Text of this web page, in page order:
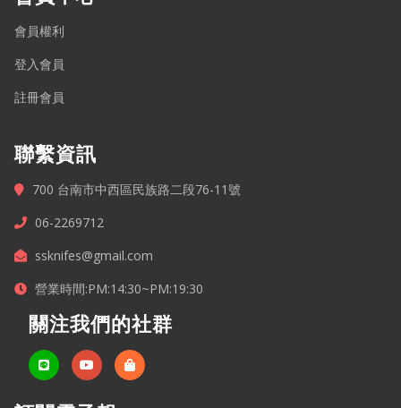
會員權利
登入會員
註冊會員
聯繫資訊
700 台南市中西區民族路二段76-11號
06-2269712
ssknifes@gmail.com
營業時間:PM:14:30~PM:19:30
關注我們的社群